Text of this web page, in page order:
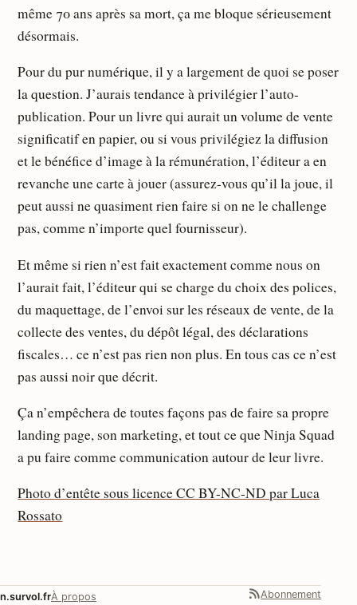
même 70 ans après sa mort, ça me bloque sérieusement
désormais.
Pour du pur numérique, il y a largement de quoi se poser
la question. J’aurais tendance à privilégier l’auto-
publication. Pour un livre qui aurait un volume de vente
significatif en papier, ou si vous privilégiez la diffusion
et le bénéfice d’image à la rémunération, l’éditeur a en
revanche une carte à jouer (assurez-vous qu’il la joue, il
peut aussi ne quasiment rien faire si on ne le challenge
pas, comme n’importe quel fournisseur).
Et même si rien n’est fait exactement comme nous on
l’aurait fait, l’éditeur qui se charge du choix des polices,
du maquettage, de l’envoi sur les réseaux de vente, de la
collecte des ventes, du dépôt légal, des déclarations
fiscales… ce n’est pas rien non plus. En tous cas ce n’est
pas aussi noir que décrit.
Ça n’empêchera de toutes façons pas de faire sa propre
landing page, son marketing, et tout ce que Ninja Squad
a pu faire comme communication autour de leur livre.
Photo d’entête sous licence CC BY-NC-ND par Luca
Rossato
n.survol.frÀ propos Abonnement